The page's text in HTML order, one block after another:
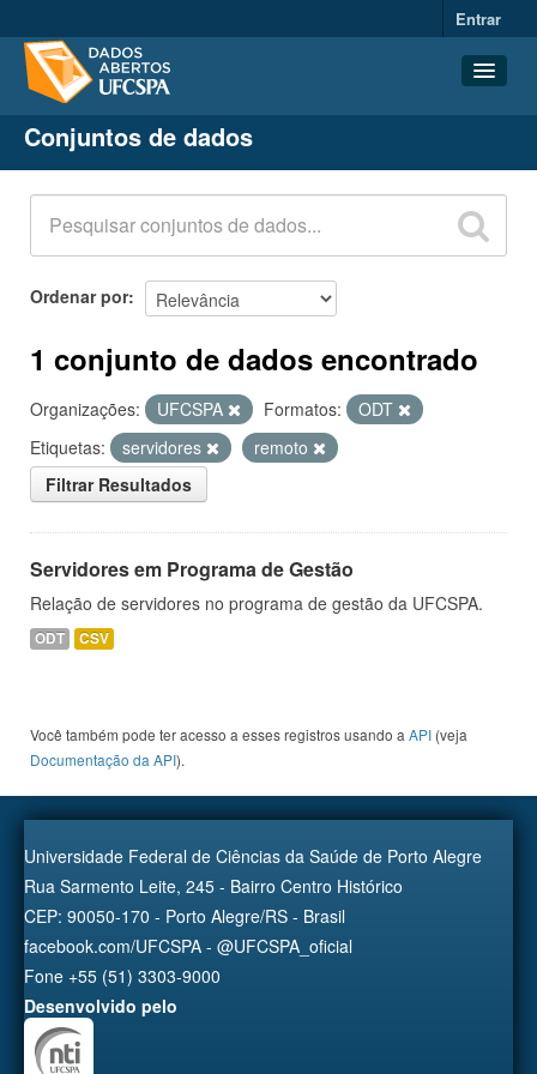
Entrar
Conjuntos de dados
Organizações
Grupos
Sobre
Conjuntos de dados
Ordenar por
1 conjunto de dados encontrado
Organizações: UFCSPA Formatos:
ODT
Etiquetas:
servidores
remoto
Filtrar Resultados
Servidores em Programa de Gestão
Relação de servidores no programa de gestão da UFCSPA.
ODT CSV
Você também pode ter acesso a esses registros usando a API (veja
Documentação da API).
Universidade Federal de Ciências da Saúde de Porto Alegre
Rua Sarmento Leite, 245 - Bairro Centro Histórico
CEP: 90050-170 - Porto Alegre/RS - Brasil
facebook.com/UFCSPA - @UFCSPA_oficial
Fone +55 (51) 3303-9000
Desenvolvido pelo